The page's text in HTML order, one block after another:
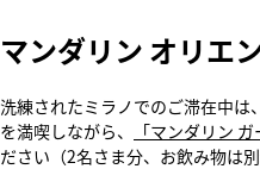
マンダリン オリエ
洗練されたミラノでのご滞在中
を満喫しながら、
「マンダリン ガ
ださい（2名さま分、お飲み物は別